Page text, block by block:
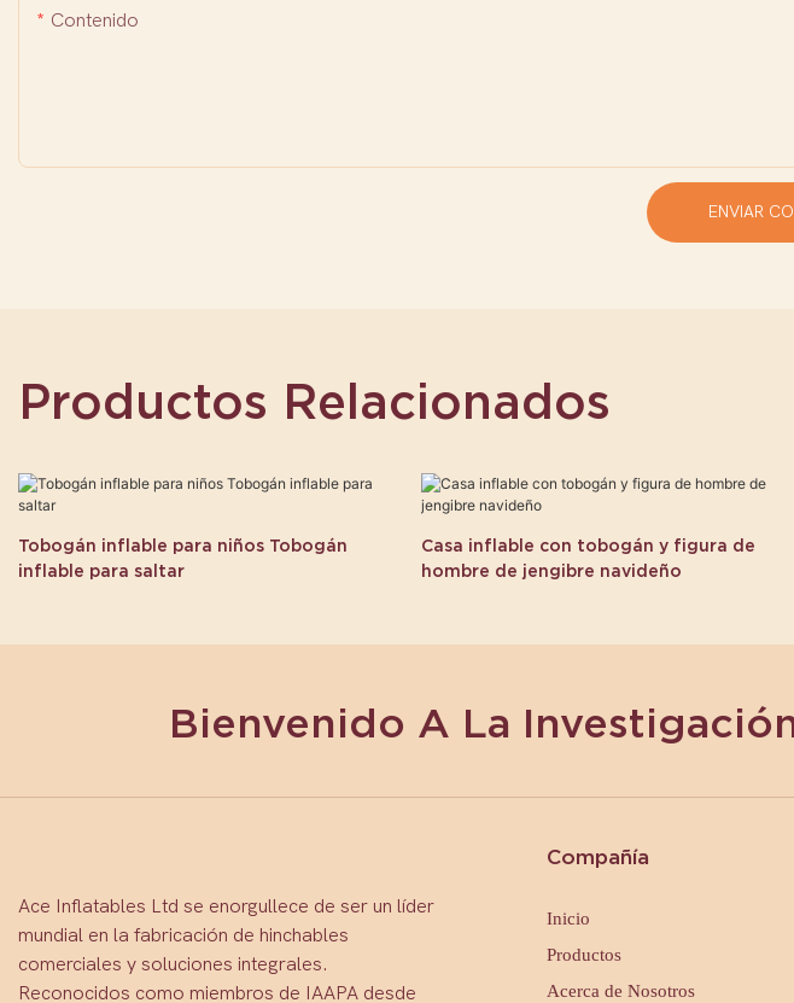
Contenido
ENVIAR
Productos Relacionados
Tobogán inflable para niños Tobogán
inflable para saltar
Casa inflable con tobogán y figura de
hombre de jengibre navideño
Bienvenido A La
Ace Inflatables Ltd se enorgullece de ser un líder
mundial en la fabricación de hinchables
comerciales y soluciones integrales.
Reconocidos como miembros de IAAPA desde
Compañía
Inicio
Productos
Acerca de Nosotros